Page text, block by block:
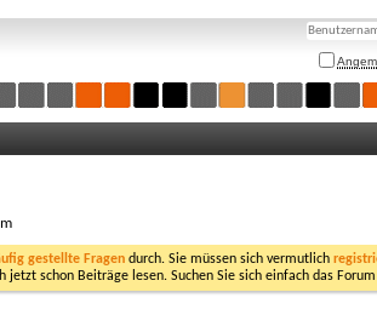
gestellte Fragen durch. Sie müssen sich vermutlich
schon Beiträge lesen. Suchen Sie sich einfach das